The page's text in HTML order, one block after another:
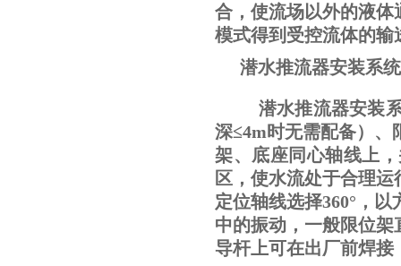
合，使流场以外的液
模式得到受控流体的输
潜水推流器安装系
潜水推流器安装
深≤4m时无需配备）、
架、底座同心轴线上
区，使水流处于合理
定位轴线选择360°，
中的振动，一般限位
导杆上可在出厂前焊